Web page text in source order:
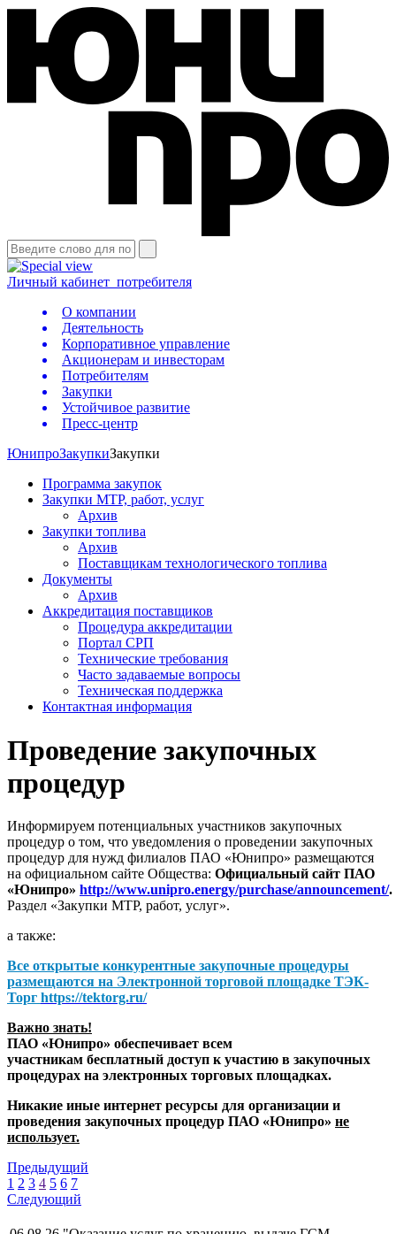
Личный кабинет потребителя
О компании
Деятельность
Корпоративное управление
Акционерам и инвесторам
Потребителям
Закупки
Устойчивое развитие
Пресс-центр
ЮнипроЗакупкиЗакупки
Программа закупок
Закупки МТР, работ, услуг
Архив
Закупки топлива
Архив
Поставщикам технологического топлива
Документы
Архив
Аккредитация поставщиков
Процедура аккредитации
Портал СРП
Технические требования
Часто задаваемые вопросы
Техническая поддержка
Контактная информация
Проведение закупочных
процедур
Информируем потенциальных участников закупочных
процедур о том, что уведомления о проведении закупочных
процедур для нужд филиалов ПАО «Юнипро» размещаются
на официальном сайте Общества: Официальный сайт ПАО
«Юнипро» http://www.unipro.energy/purchase/announcement/.
Раздел «Закупки МТР, работ, услуг».
а также:
Все открытые конкурентные закупочные процедуры
размещаются на Электронной торговой площадке ТЭК-
Торг https://tektorg.ru/
Важно знать!
ПАО «Юнипро» обеспечивает всем
участникам бесплатный доступ к участию в закупочных
процедурах на электронных торговых площадках.
Никакие иные интернет ресурсы для организации и
проведения закупочных процедур ПАО «Юнипро» не
использует.
Предыдущий
1 2 3 4 5 6 7
Следующий